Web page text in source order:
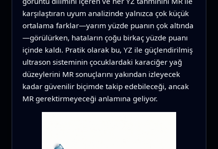
karşılaştıran uyum analizinde yalnızca çok küçük
ortalama farklar—yarım yüzde puanın çok altında
—görülürken, hataların çoğu birkaç yüzde puanı
içinde kaldı. Pratik olarak bu, YZ ile güçlendirilmiş
ultrason sisteminin çocuklardaki karaciğer yağ
düzeylerini MR sonuçlarını yakından izleyecek
kadar güvenilir biçimde takip edebileceği, ancak
MR gerektirmeyeceği anlamına geliyor.